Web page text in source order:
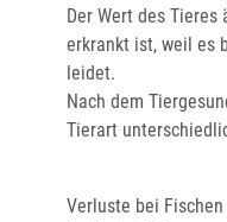
Der Wert des
erkrankt ist, weil es
leidet.
Nach dem
Tierart
Verluste bei